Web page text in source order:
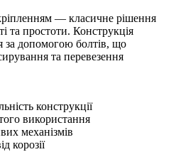
— класичне рішення
та простоти. Конструкція
за допомогою болтів, що
та перевезення
конструкції
використання
механізмів
корозії